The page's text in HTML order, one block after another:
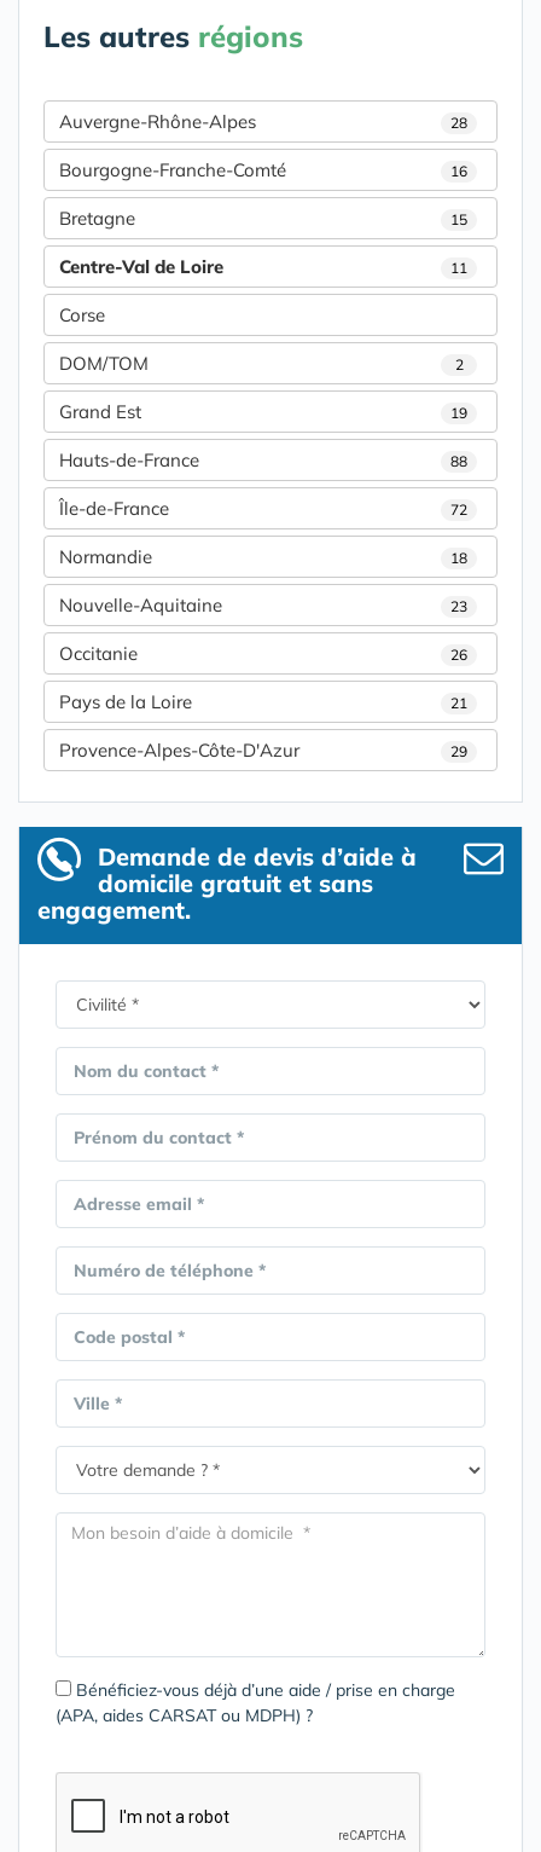
Les autres régions
Auvergne-Rhône-Alpes 28
Bourgogne-Franche-Comté 16
Bretagne 15
Centre-Val de Loire 11
Corse
DOM/TOM 2
Grand Est 19
Hauts-de-France 88
Île-de-France 72
Normandie 18
Nouvelle-Aquitaine 23
Occitanie 26
Pays de la Loire 21
Provence-Alpes-Côte-D'Azur 29
Demande de devis d’aide à
domicile gratuit et sans
engagement.
Nom du contact *
Prénom du contact *
Adresse email *
Numéro de téléphone *
Code postal *
Ville *
Bénéficiez-vous déjà d’une aide / prise en charge
(APA, aides CARSAT ou MDPH) ?